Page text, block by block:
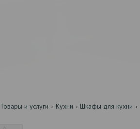
Товары и услуги Кухни Шкафы для кухни